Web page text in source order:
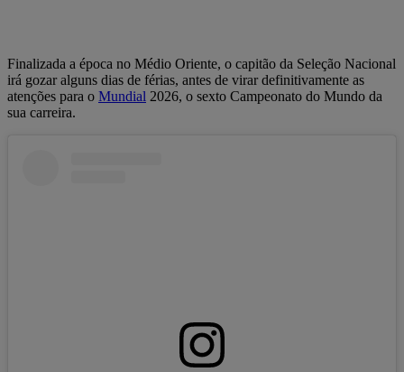
Finalizada a época no Médio Oriente, o capitão da Seleção Nacional
irá gozar alguns dias de férias, antes de virar definitivamente as
atenções para o Mundial 2026, o sexto Campeonato do Mundo da
sua carreira.